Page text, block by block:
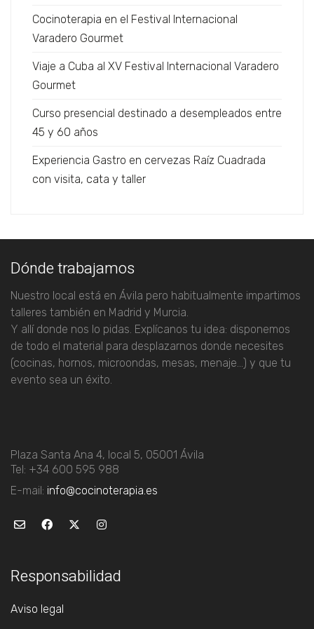
Cocinoterapia en el Festival Internacional
Varadero Gourmet
Viaje a Cuba al XV Festival Internacional Varadero
Gourmet
Curso presencial destinado a desempleados entre
45 y 60 años
Experiencia Gastro en cervezas Raíz Cuadrada
con visita, cata y taller
Dónde trabajamos
Nuestro local está en Ávila pero habitualmente impartimos
talleres también en Madrid y Murcia.
Y allí donde nos lo pidas. Explícanos tu idea: disponemos
de todo el material para desplazarnos donde necesites
(cocinas, hornos, microondas, mesas, menaje…) y que tu
evento sea un éxito.
Plaza Santa Ana 4, local 5, 05001 Ávila
Tel: +34 600 595 988
E-mail: info@cocinoterapia.es
Responsabilidad
Aviso legal